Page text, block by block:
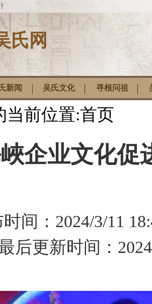
氏网
新闻 吴氏文化 寻根问祖
当前位置:首页
企业文化促
间： 2024/3/11
后更新时间：